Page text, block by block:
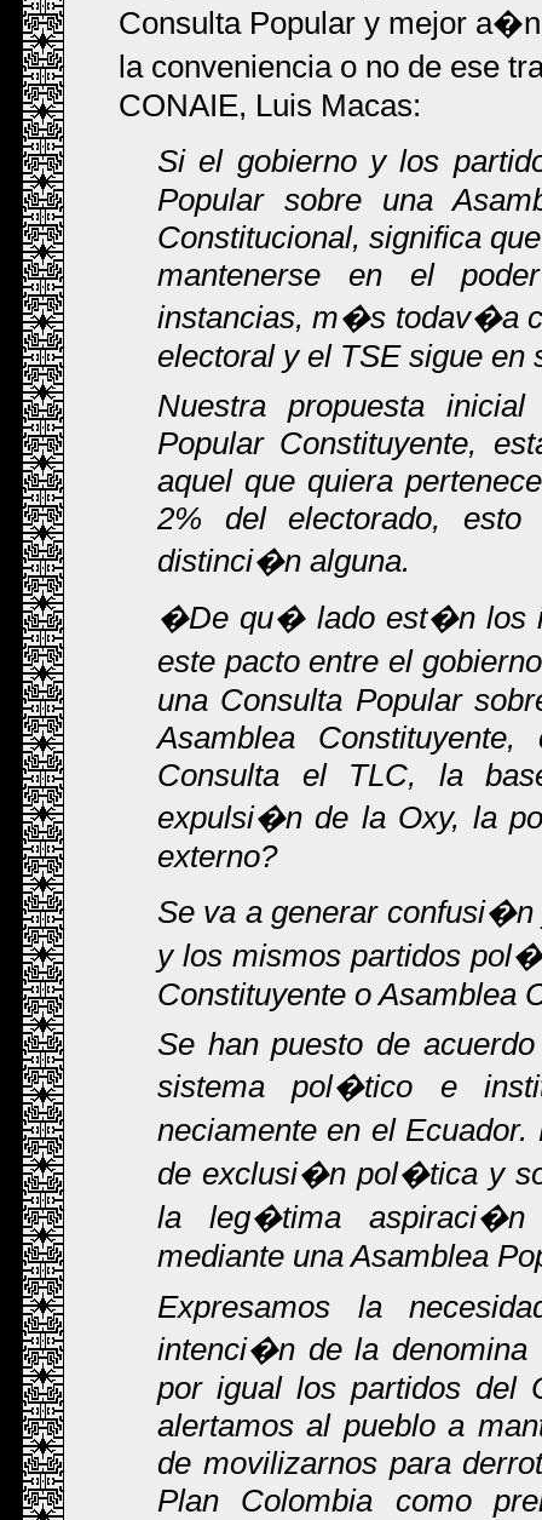
Consulta Popular y mejor
la conveniencia o no de ese
CONAIE, Luis Macas:
Si el gobierno y los
Popular sobre una
Constitucional, significa
mantenerse en el
instancias, m�s todav�a
electoral y el TSE sigue en
Nuestra propuesta
Popular Constituyente,
aquel que quiera
2% del electorado,
distinci�n alguna.
�De qu� lado est�n los
este pacto entre el
una Consulta Popular
Asamblea
Consulta el TLC, la
expulsi�n de la Oxy, la
externo?
Se va a generar
y los mismos partidos
Constituyente o Asamblea
Se han puesto de
sistema pol�tico e
neciamente en el
de exclusi�n pol�tica y
la leg�tima
mediante una Asamblea
Expresamos la
intenci�n de la
por igual los partidos del
alertamos al pueblo a
de movilizarnos para
Plan Colombia como